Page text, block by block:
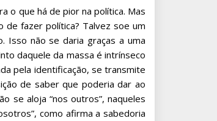
o que há de pior na política. Mas
de fazer política? Talvez soe um
Isso não se daria graças a uma
daquele da massa é intrínseco
pela identificação, se transmite
de saber que poderia dar ao
se aloja “nos outros”, naqueles
como afirma a sabedoria